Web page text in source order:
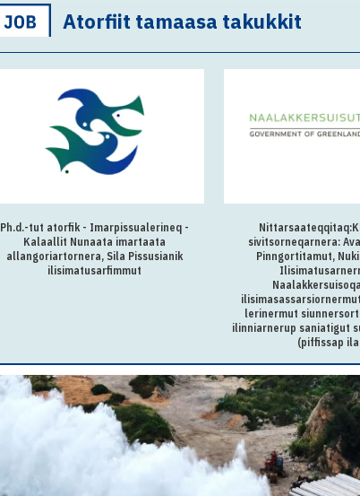
Atorfiit tamaasa takukkit
Ph.d.-tut atorfik - Imarpissualerineq -
Kalaallit Nunaata imartaata
allangoriartornera, Sila Pissusianik
ilisimatusarfimmut
sivitsorneqarnera:
Pinngortitamut,
lerinermut
ilinniarnerup saniatigut
(piffissap